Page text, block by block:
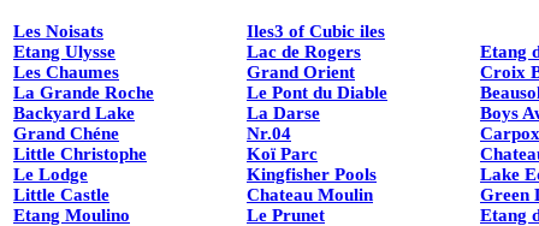
Les Noisats
Etang Ulysse
Les Chaumes
La Grande Roche
Backyard Lake
Grand Chéne
Little Christophe
Le Lodge
Little Castle
Etang Moulino
Iles3 of Cubic iles
Lac de Rogers
Grand Orient
Le Pont du Diable
La Darse
Nr.04
Koï Parc
Kingfisher Pools
Chateau Moulin
Le Prunet
Etang
Croix
Boys
Lake
Green
Etang